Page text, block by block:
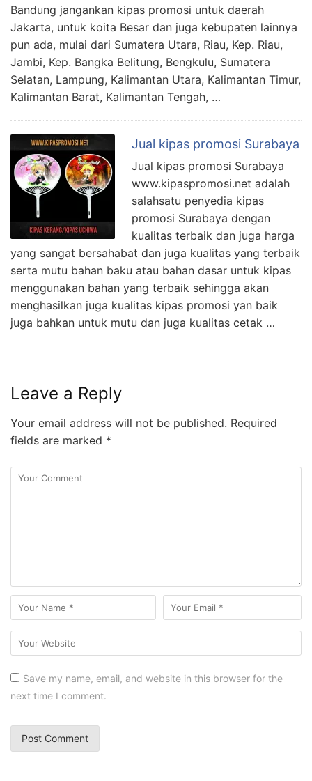
Bandung jangankan kipas promosi untuk daerah
Jakarta, untuk koita Besar dan juga kebupaten lainnya
pun ada, mulai dari Sumatera Utara, Riau, Kep. Riau,
Jambi, Kep. Bangka Belitung, Bengkulu, Sumatera
Selatan, Lampung, Kalimantan Utara, Kalimantan Timur,
Kalimantan Barat, Kalimantan Tengah, …
Jual kipas promosi Surabaya
Jual kipas promosi Surabaya
www.kipaspromosi.net adalah
salahsatu penyedia kipas
promosi Surabaya dengan
kualitas terbaik dan juga harga
yang sangat bersahabat dan juga kualitas yang terbaik
serta mutu bahan baku atau bahan dasar untuk kipas
menggunakan bahan yang terbaik sehingga akan
menghasilkan juga kualitas kipas promosi yan baik
juga bahkan untuk mutu dan juga kualitas cetak …
Leave a Reply
Your email address will not be published. Required
fields are marked *
Save my name, email, and website in this browser for the
next time I comment.